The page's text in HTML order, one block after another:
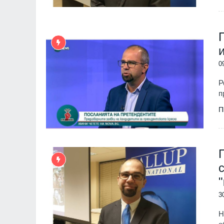
политици се запознаят
7
библиотеки 2026"
Южния парк
София
8
The Times: Август
превърне в най-
за Путин и Русия